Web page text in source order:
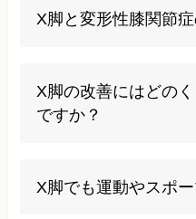
習慣は避けるべきです
X脚と変形性膝関節
で、軟骨の摩耗が進行
リスクが高まります。
X脚の改善にはどの
ですか？
ヶ月から半年程度、重
療が必要になることが
X脚でも運動やスポ